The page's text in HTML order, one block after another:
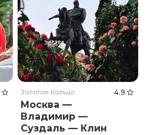
Золотое Кольцо 4.9
Москва —
Владимир —
Суздаль — Клин